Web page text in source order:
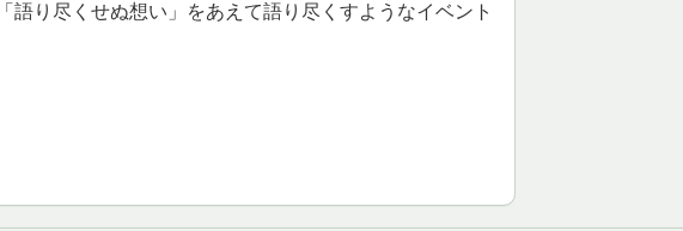
り尽くせぬ想い」をあえて語り尽くすようなイベント